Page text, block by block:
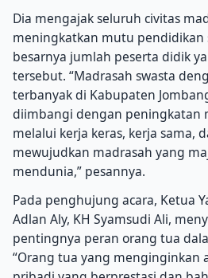
Dia mengajak seluruh civitas
meningkatkan mutu pendidikan
besarnya jumlah peserta didik
tersebut. “Madrasah swasta
terbanyak di Kabupaten
diimbangi dengan peningkatan
melalui kerja keras, kerja sama,
mewujudkan madrasah yang
mendunia,” pesannya.
Pada penghujung acara, Ketua
Adlan Aly, KH Syamsudi Ali,
pentingnya peran orang tua
“Orang tua yang menginginkan